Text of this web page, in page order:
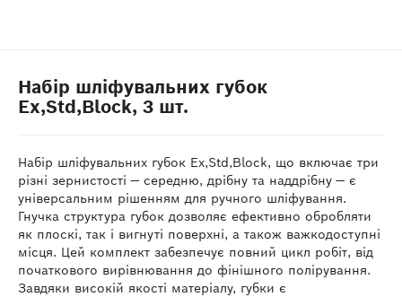
Набір шліфувальних губок
Ex,Std,Block, 3 шт.
Набір шліфувальних губок Ex,Std,Block, що включає три
різні зернистості — середню, дрібну та наддрібну — є
універсальним рішенням для ручного шліфування.
Гнучка структура губок дозволяє ефективно обробляти
як плоскі, так і вигнуті поверхні, а також важкодоступні
місця. Цей комплект забезпечує повний цикл робіт, від
початкового вирівнювання до фінішного полірування.
Завдяки високій якості матеріалу, губки є